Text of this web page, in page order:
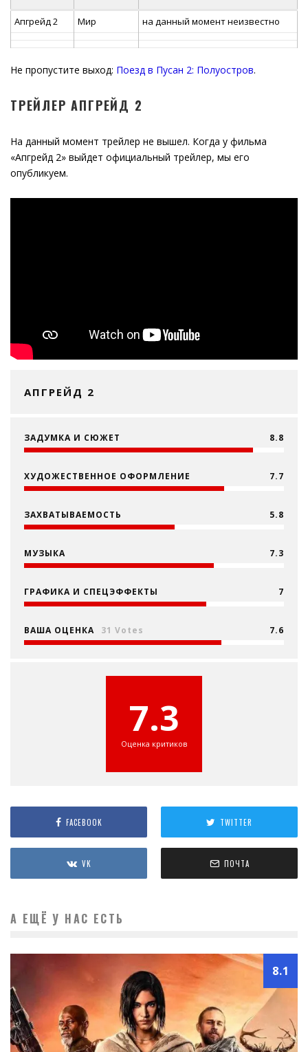
Апгрейд 2 Мир на данный момент неизвестно
Не пропустите выход: Поезд в Пусан 2: Полуостров.
ТРЕЙЛЕР АПГРЕЙД 2
На данный момент трейлер не вышел. Когда у фильма
«Апгрейд 2» выйдет официальный трейлер, мы его
опубликуем.
АПГРЕЙД 2
ЗАДУМКА И СЮЖЕТ 8.8
ХУДОЖЕСТВЕННОЕ ОФОРМЛЕНИЕ 7.7
ЗАХВАТЫВАЕМОСТЬ 5.8
МУЗЫКА 7.3
ГРАФИКА И СПЕЦЭФФЕКТЫ 7
ВАША ОЦЕНКА 31 Votes 7.6
7.3
Оценка критиков
FACEBOOK TWITTER
VK ПОЧТА
А ЕЩЁ У НАС ЕСТЬ
8.1